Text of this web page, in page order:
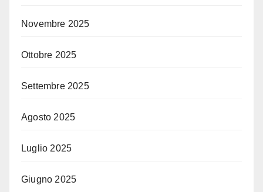
Novembre 2025
Ottobre 2025
Settembre 2025
Agosto 2025
Luglio 2025
Giugno 2025